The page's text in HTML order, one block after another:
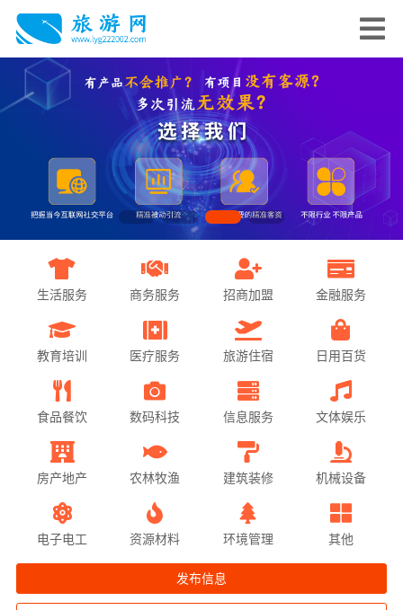
生活服务 商务服务 招商加盟 金融服务
教育培训 医疗服务 旅游住宿 日用百货
食品餐饮 数码科技 信息服务 文体娱乐
房产地产 农林牧渔 建筑装修 机械设备
电子电工 资源材料 环境管理 其他
发布信息